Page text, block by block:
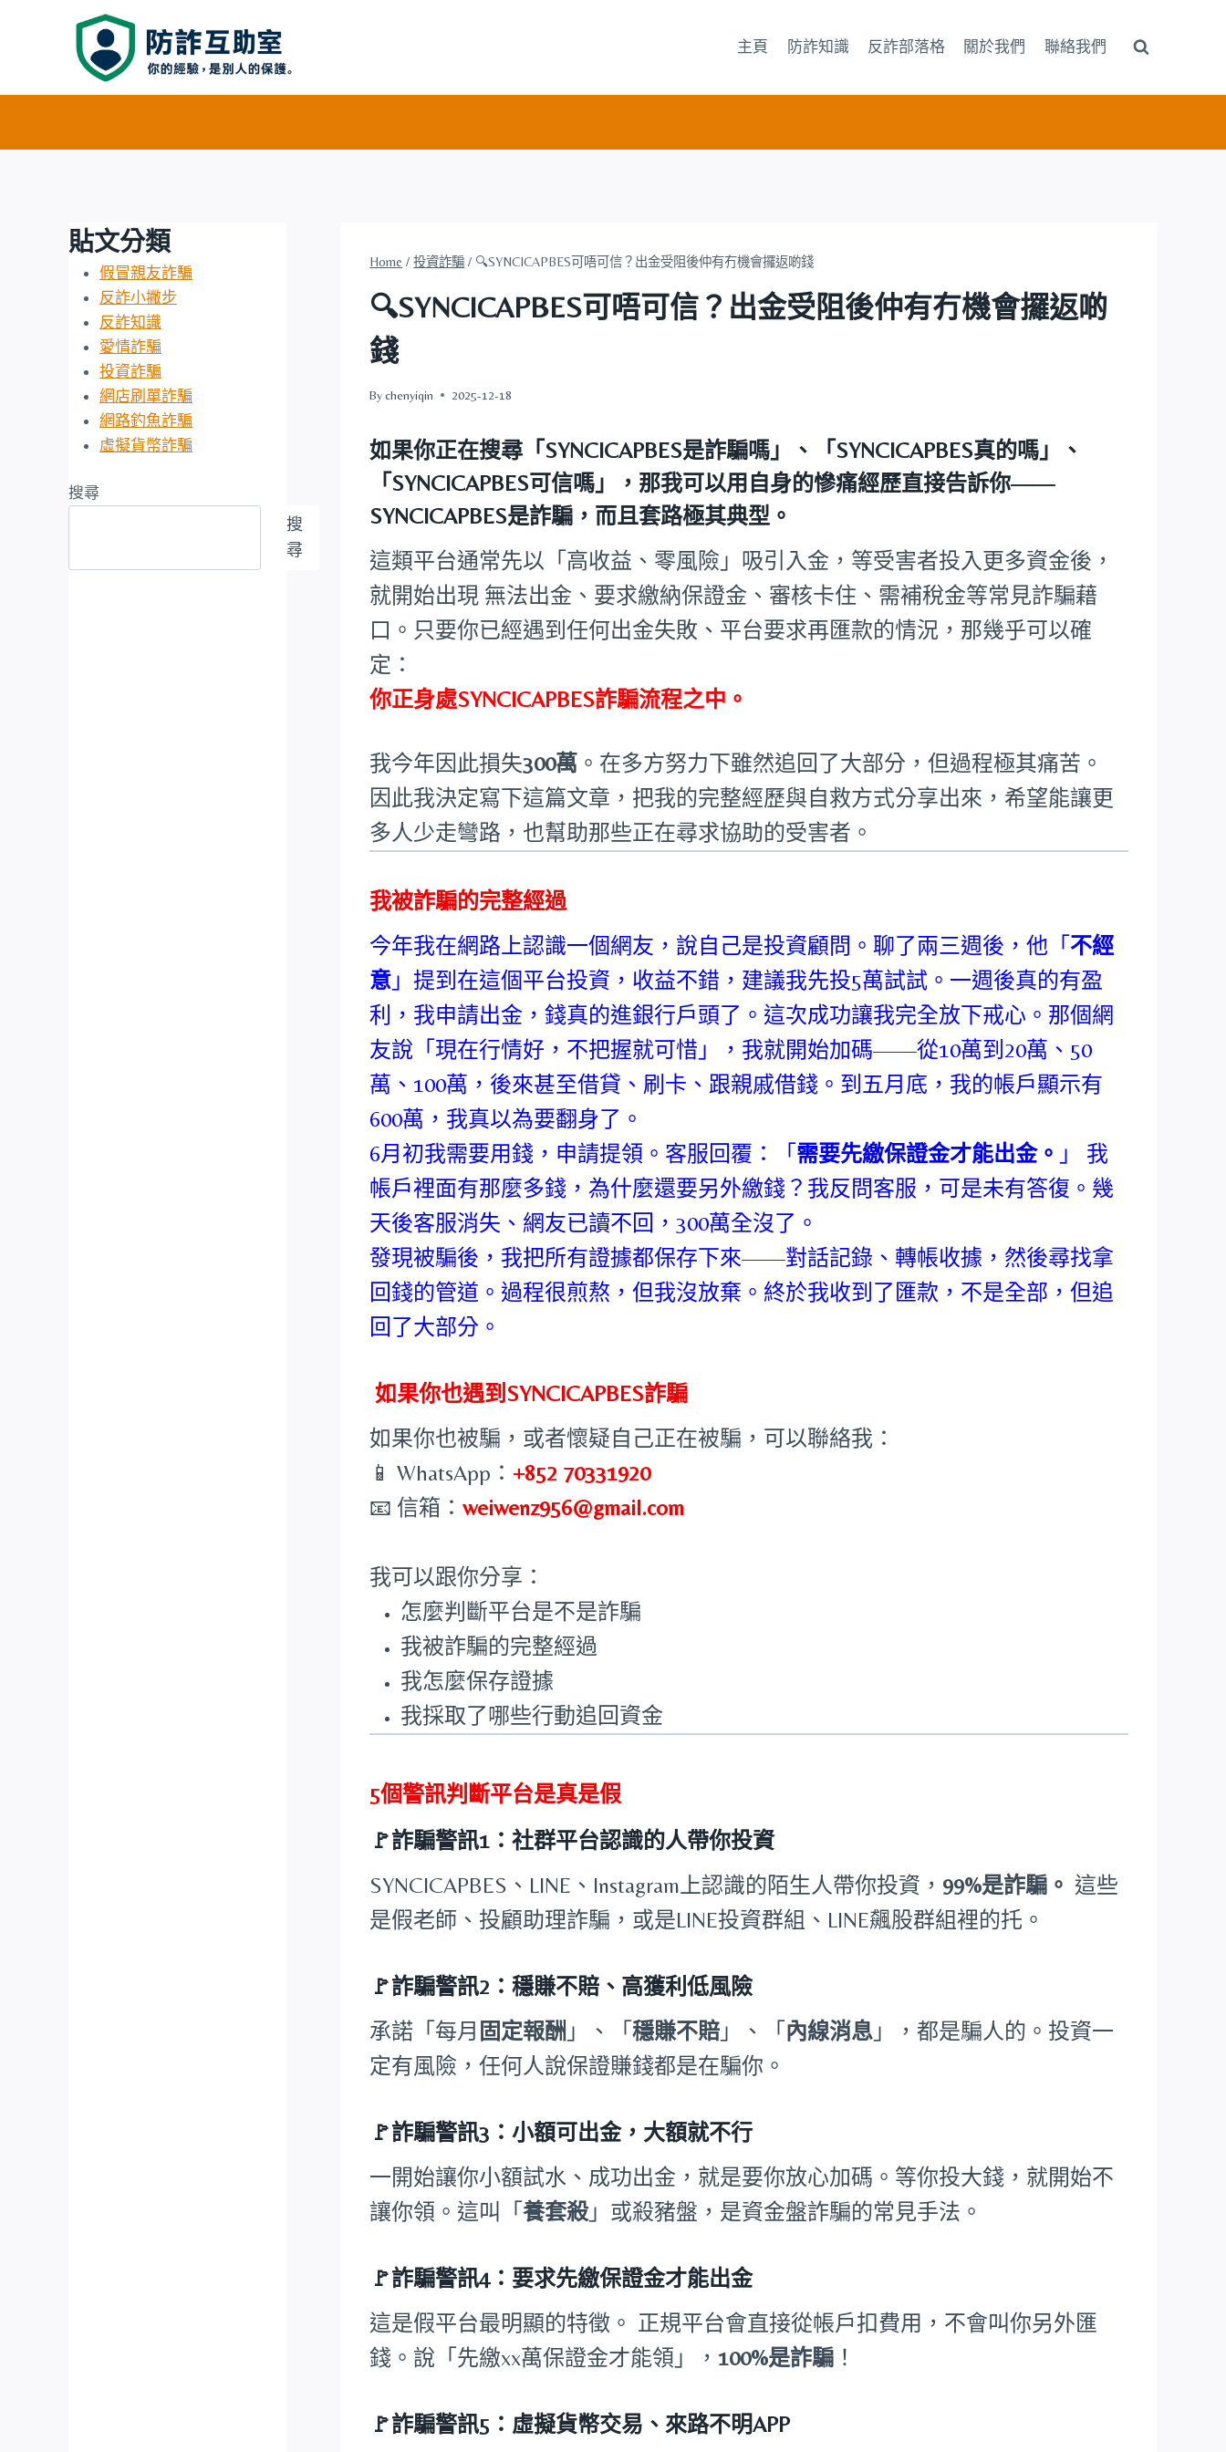
主頁 防詐知識 反詐部落格 關於我們 聯絡我們
Home / 投資詐騙 / 🔍SYNCICAPBES可唔可信？出金受阻後仲有冇機會攞返啲錢
🔍SYNCICAPBES可唔可信？出金受阻後仲有冇機會攞返啲
錢
By chenyiqin 2025-12-18
如果你正在搜尋 「SYNCICAPBES是詐騙嗎」 、 「SYNCICAPBES真的嗎」
、
「SYNCICAPBES可信嗎」
，那我可以用自身的慘痛經歷直接告訴你——
SYNCICAPBES是詐騙，而且套路極其典型。
這類平台通常先以「高收益、零風險」吸引入金，等受害者投入更多資金後，
就開始出現 無法出金、要求繳納保證金、審核卡住、需補稅金等常見詐騙藉
口。只要你已經遇到任何出金失敗、平台要求再匯款的情況，那幾乎可以確
定：
你正身處SYNCICAPBES詐騙流程之中。
我今年因此損失300萬 。在多方努力下雖然追回了大部分，但過程極其痛苦。
因此我決定寫下這篇文章，把我的完整經歷與自救方式分享出來，希望能讓更
多人少走彎路，也幫助那些正在尋求協助的受害者。
我被詐騙的完整經過
今年我在網路上認識一個網友，說自己是投資顧問。聊了兩三週後，他「 不經
意 」提到在這個平台投資，收益不錯，建議我先投5萬試試。一週後真的有盈
利，我申請出金，錢真的進銀行戶頭了。這次成功讓我完全放下戒心。那個網
友說「現在行情好，不把握就可惜」，我就開始加碼——從10萬到20萬、50
萬、100萬，後來甚至借貸、刷卡、跟親戚借錢。到五月底，我的帳戶顯示有
600萬，我真以為要翻身了。
6月初我需要用錢，申請提領。客服回覆：「 需要先繳保證金才能出金。 」 我
帳戶裡面有那麼多錢，為什麼還要另外繳錢？我反問客服，可是未有答復。幾
天後客服消失、網友已讀不回，300萬全沒了。
發現被騙後，我把所有證據都保存下來——對話記錄、轉帳收據，然後尋找拿
回錢的管道。過程很煎熬，但我沒放棄。終於我收到了匯款，不是全部，但追
回了大部分。
如果你也遇到SYNCICAPBES詐騙
如果你也被騙，或者懷疑自己正在被騙，可以聯絡我：
📱 WhatsApp： +852 70331920
📧 信箱：weiwenz956@gmail.com
我可以跟你分享：
怎麼判斷平台是不是詐騙
我被詐騙的完整經過
我怎麼保存證據
我採取了哪些行動追回資金
5個警訊判斷平台是真是假
🚩詐騙警訊1：社群平台認識的人帶你投資
SYNCICAPBES、LINE、Instagram上認識的陌生人帶你投資， 99%是詐騙。 這些
是假老師、投顧助理詐騙，或是LINE投資群組、LINE飆股群組裡的托。
🚩詐騙警訊2：穩賺不賠、高獲利低風險
承諾「每月 固定報酬 」、「穩賺不賠 」、「 內線消息 」，都是騙人的。投資一
定有風險，任何人說保證賺錢都是在騙你。
🚩詐騙警訊3：小額可出金，大額就不行
一開始讓你小額試水、成功出金，就是要你放心加碼。等你投大錢，就開始不
讓你領。這叫「養套殺」或殺豬盤，是資金盤詐騙的常見手法。
🚩詐騙警訊4：要求先繳保證金才能出金
這是假平台最明顯的特徵。 正規平台會直接從帳戶扣費用，不會叫你另外匯
錢。說「先繳xx萬保證金才能領」，100%是詐騙 ！
🚩詐騙警訊5：虛擬貨幣交易、來路不明APP
貼文分類
假冒親友詐騙
反詐小撇步
反詐知識
愛情詐騙
投資詐騙
網店刷單詐騙
網路釣魚詐騙
虛擬貨幣詐騙
搜尋
搜
尋